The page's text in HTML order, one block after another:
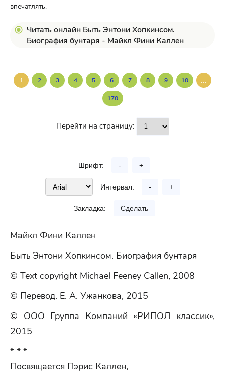
впечатлять.
Читать онлайн Быть Энтони Хопкинсом.
Биография бунтаря - Майкл Фини Каллен
1 2 3 4 5 6 7 8 9 10 ...
170
Перейти на страницу:
Шрифт: - +
Интервал: - +
Закладка: Сделать
Майкл Фини Каллен
Быть Энтони Хопкинсом. Биография бунтаря
© Text copyright Michael Feeney Callen, 2008
© Перевод. E. А. Ужанкова, 2015
© ООО Группа Компаний «РИПОЛ классик»,
2015
* * *
Посвящается Пэрис Каллен,